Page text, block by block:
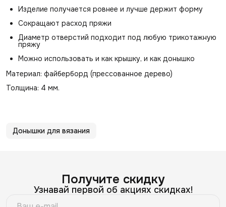
Изделие получается ровнее и лучше держит форму
Сокращают расход пряжи
Диаметр отверстий подходит под любую трикотажную
пряжу
Можно использовать и как крышку, и как донышко
Материал: файберборд (прессованное дерево)
Толщина: 4 мм.
Донышки для вязания
Получите скидку
Узнавай первой об акциях скидках!